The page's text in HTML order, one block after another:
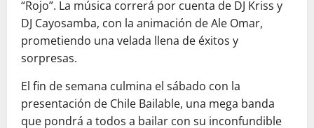
“Rojo”. La música correrá por cuenta de DJ Kriss y
DJ Cayosamba, con la animación de Ale Omar,
prometiendo una velada llena de éxitos y
sorpresas.
El fin de semana culmina el sábado con la
presentación de Chile Bailable, una mega banda
que pondrá a todos a bailar con su inconfundible